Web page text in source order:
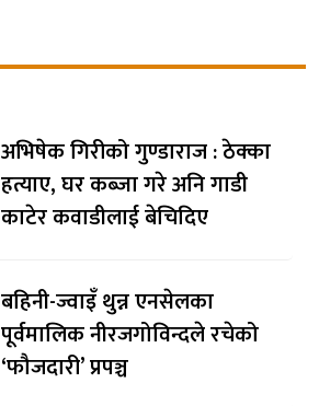
अभिषेक गिरीको गुण्डाराज : ठेक्का
हत्याए, घर कब्जा गरे अनि गाडी
काटेर कवाडीलाई बेचिदिए
बहिनी-ज्वाइँ थुन्न एनसेलका
पूर्वमालिक नीरजगोविन्दले रचेको
‘फौजदारी’ प्रपञ्च